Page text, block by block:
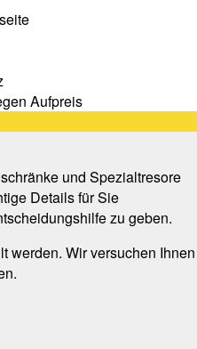
Aufpreis
und Spezialtresore
Details für Sie
zu geben.
werden. Wir versuchen Ihnen